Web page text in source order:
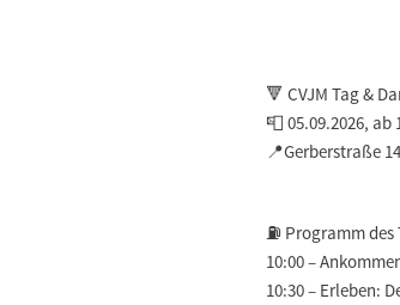
🔻 CVJM Tag &
📮 05.09.2026, ab
📍Gerberstraße
⛽️ Programm des
10:00 –
10:30 – Erleben: